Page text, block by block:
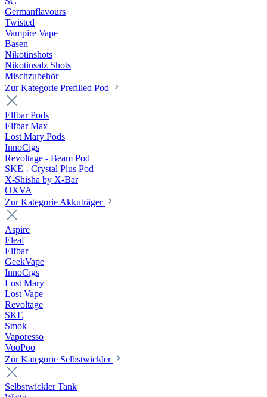
Germanflavours
Twisted
Vampire Vape
Basen
Nikotinshots
Nikotinsalz Shots
Mischzubehör
Zur Kategorie Prefilled Pod
Elfbar Pods
Elfbar Max
Lost Mary Pods
InnoCigs
Revoltage - Beam Pod
SKE - Crystal Plus Pod
X-Shisha by X-Bar
OXVA
Zur Kategorie Akkuträger
Aspire
Eleaf
Elfbar
GeekVape
InnoCigs
Lost Mary
Lost Vape
Revoltage
SKE
Smok
Vaporesso
VooPoo
Zur Kategorie Selbstwickler
Selbstwickler Tank